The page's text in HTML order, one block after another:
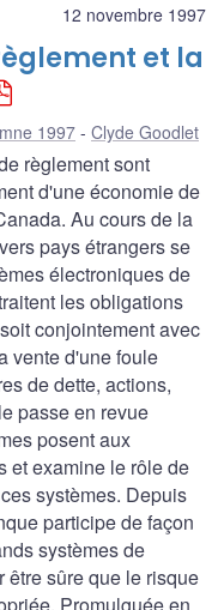
12 novembre 1997
et la
1997 Clyde Goodlet
règlement sont
d'une économie de
Au cours de la
pays étrangers se
électroniques de
les obligations
conjointement avec
vente d'une foule
de dette, actions,
passe en revue
posent aux
et examine le rôle de
systèmes. Depuis
participe de façon
systèmes de
être sûre que le risque
Promulguée en